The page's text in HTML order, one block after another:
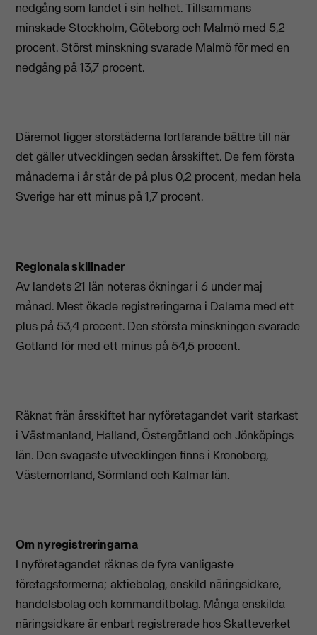
nedgång som landet i sin helhet. Tillsammans
minskade Stockholm, Göteborg och Malmö med 5,2
procent. Störst minskning svarade Malmö för med en
nedgång på 13,7 procent.
Däremot ligger storstäderna fortfarande bättre till när
det gäller utvecklingen sedan årsskiftet. De fem första
månaderna i år står de på plus 0,2 procent, medan hela
Sverige har ett minus på 1,7 procent.
Regionala skillnader
Av landets 21 län noteras ökningar i 6 under maj
månad. Mest ökade registreringarna i Dalarna med ett
plus på 53,4 procent. Den största minskningen svarade
Gotland för med ett minus på 54,5 procent.
Räknat från årsskiftet har nyföretagandet varit starkast
i Västmanland, Halland, Östergötland och Jönköpings
län. Den svagaste utvecklingen finns i Kronoberg,
Västernorrland, Sörmland och Kalmar län.
Om nyregistreringarna
I nyföretagandet räknas de fyra vanligaste
företagsformerna; aktiebolag, enskild näringsidkare,
handelsbolag och kommanditbolag. Många enskilda
näringsidkare är enbart registrerade hos Skatteverket